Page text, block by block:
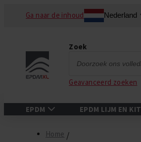
Ga naar de inhoud Nederland
Zoek
Geavanceerd zoeken
EPDM EPDM LIJM EN KIT
Home